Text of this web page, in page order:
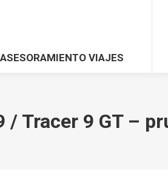
ASESORAMIENTO VIAJES
/ Tracer 9 GT –